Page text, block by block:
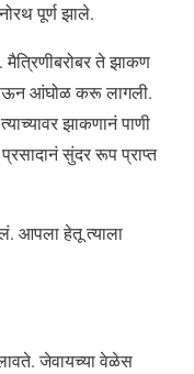
पूर्ण झाले.
मैत्रिणीबरोबर ते झाकण
आंघोळ करू लागली.
झाकणानं पाणी
सुंदर रूप प्राप्त
आपला हेतू त्याला
जेवायच्या वेळेस